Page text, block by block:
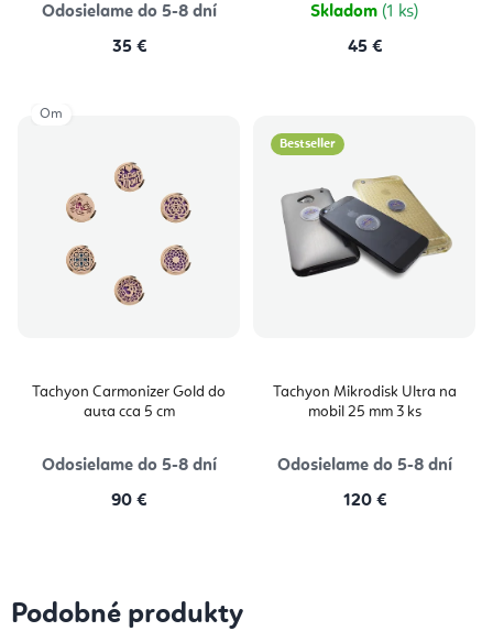
Odosielame do 5-8 dní
35 €
Skladom (1 ks)
45 €
Tachyon Carmonizer Gold do
auta cca 5 cm
Odosielame do 5-8 dní
90 €
Om
Bestseller
Tachyon Mikrodisk Ultra na
mobil 25 mm 3 ks
Odosielame do 5-8 dní
120 €
Podobné produkty